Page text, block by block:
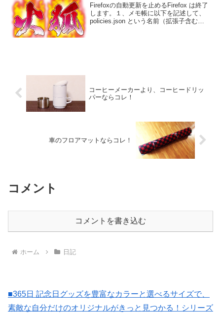
Firefoxの自動更新を止めるFirefox は終了
します。１、メモ帳に以下を記述して、
policies.json という名前（拡張子含む）
コーヒーメーカーより、コーヒードリッ
パーならコレ！
車のフロアマットならコレ！
コメント
コメントを書き込む
ホーム 日記
■365日 記念日グッズを豊富なカラーと選べるサイズで、
素敵な自分だけのオリジナルがきっと見つかる！シリーズ